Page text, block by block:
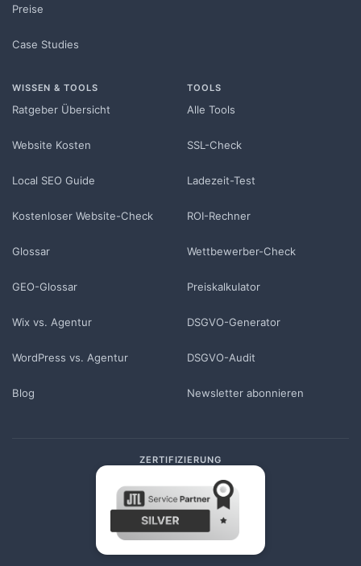
Preise
Case Studies
WISSEN & TOOLS
Ratgeber Übersicht
Website Kosten
Local SEO Guide
Kostenloser Website-Check
Glossar
GEO-Glossar
Wix vs. Agentur
WordPress vs. Agentur
Blog
TOOLS
Alle Tools
SSL-Check
Ladezeit-Test
ROI-Rechner
Wettbewerber-Check
Preiskalkulator
DSGVO-Generator
DSGVO-Audit
Newsletter abonnieren
ZERTIFIZIERUNG